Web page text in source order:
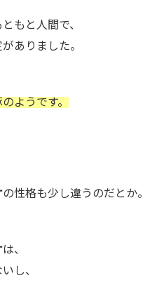
もと人間で、
ありました。
ようです。
の性格も少し違うのだとか。
は、
し、